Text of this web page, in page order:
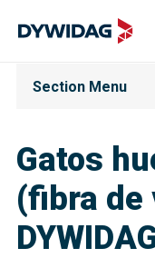
Gatos
(fibra de
Section Menu